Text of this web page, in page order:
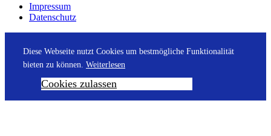
Impressum
Datenschutz
Diese Webseite nutzt Cookies um bestmögliche Funktionalität
bieten zu können. Weiterlesen
Cookies zulassen